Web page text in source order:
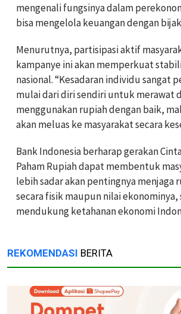
mengenali fungsinya dalam
bisa mengelola keuangan dengan
Menurutnya, partisipasi aktif
kampanye ini akan memperkuat
nasional. “Kesadaran individu sangat
mulai dari diri sendiri untuk merawat
menggunakan rupiah dengan baik,
akan meluas ke masyarakat secara
Bank Indonesia berharap gerakan
Paham Rupiah dapat membentuk
lebih sadar akan pentingnya menjaga
secara fisik maupun nilai
mendukung ketahanan ekonomi
REKOMENDASI BERITA